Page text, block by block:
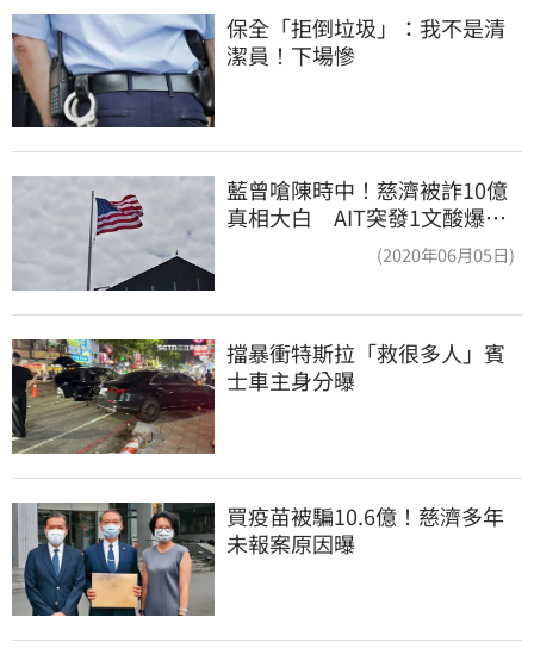
保全「拒倒垃圾」：我不是清
潔員！下場慘
藍曾嗆陳時中！慈濟被詐10億
真相大白 AIT突發1文酸爆…
(2020年06月05日)
擋暴衝特斯拉「救很多人」賓
士車主身分曝
買疫苗被騙10.6億！慈濟多年
未報案原因曝